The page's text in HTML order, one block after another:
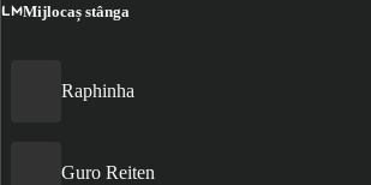
LMMijlocaș stânga
Raphinha
Guro Reiten